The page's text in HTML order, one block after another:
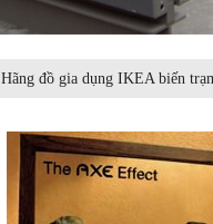
Hãng đồ gia dụng IKEA biến